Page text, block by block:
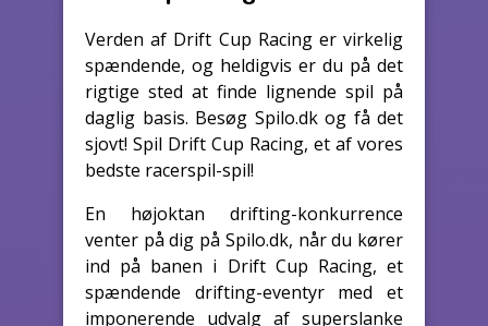
Verden af Drift Cup Racing er virkelig
spændende, og heldigvis er du på det
rigtige sted at finde lignende spil på
daglig basis. Besøg Spilo.dk og få det
sjovt! Spil Drift Cup Racing, et af vores
bedste racerspil-spil!
En højoktan drifting-konkurrence
venter på dig på Spilo.dk, når du kører
ind på banen i Drift Cup Racing, et
spændende drifting-eventyr med et
imponerende udvalg af superslanke